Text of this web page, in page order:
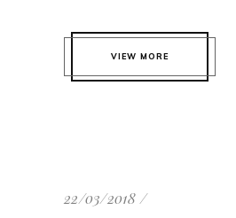
VIEW MORE
22/03/2018